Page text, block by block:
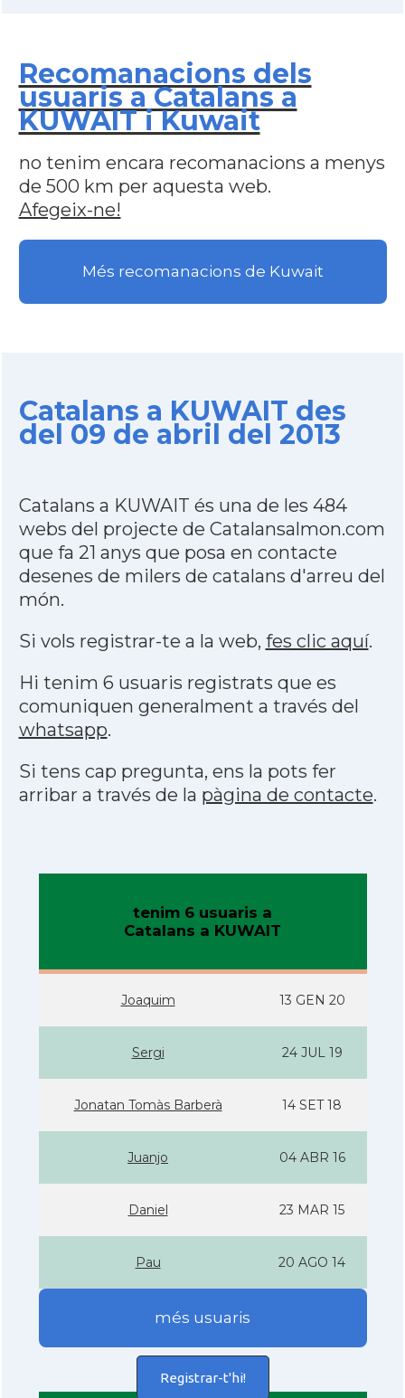
Recomanacions dels
usuaris a Catalans a
KUWAIT i Kuwait
no tenim encara recomanacions a menys
de 500 km per aquesta web.
Afegeix-ne!
Més recomanacions de Kuwait
Catalans a KUWAIT des
del 09 de abril del 2013
Catalans a KUWAIT és una de les 484
webs del projecte de Catalansalmon.com
que fa 21 anys que posa en contacte
desenes de milers de catalans d'arreu del
món.
Si vols registrar-te a la web, fes clic aquí.
Hi tenim 6 usuaris registrats que es
comuniquen generalment a través del
whatsapp.
Si tens cap pregunta, ens la pots fer
arribar a través de la pàgina de contacte.
tenim 6 usuaris a
Catalans a KUWAIT
Joaquim 13 GEN 20
Sergi 24 JUL 19
Jonatan Tomàs Barberà 14 SET 18
Juanjo 04 ABR 16
Daniel 23 MAR 15
Pau 20 AGO 14
més usuaris
Registrar-t'hi!